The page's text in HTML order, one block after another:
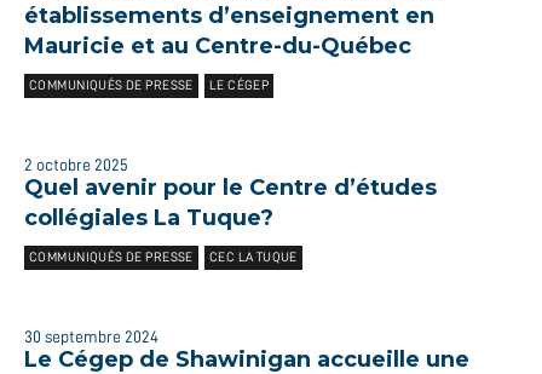
établissements d’enseignement en
Mauricie et au Centre-du-Québec
COMMUNIQUÉS DE PRESSE LE CÉGEP
2 octobre 2025
Quel avenir pour le Centre d’études
collégiales La Tuque?
COMMUNIQUÉS DE PRESSE CEC LA TUQUE
30 septembre 2024
Le Cégep de Shawinigan accueille une